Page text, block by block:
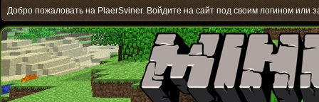
Добро пожаловать на PlaerSviner. Войдите на сайт под своим логином или